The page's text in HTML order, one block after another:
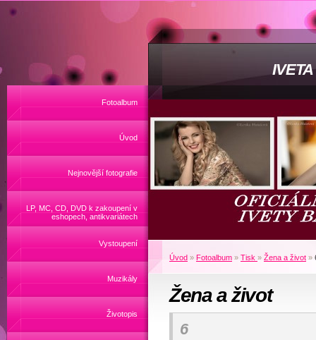
Fotoalbum
Úvod
Nejnovější fotografie
LP, MC, CD, DVD k zakoupení v
eshopech, antikvariátech
Vystoupení
Muzikály
Životopis
Úvod » Fotoalbum » Tisk » Žena a život »
Žena a život
6